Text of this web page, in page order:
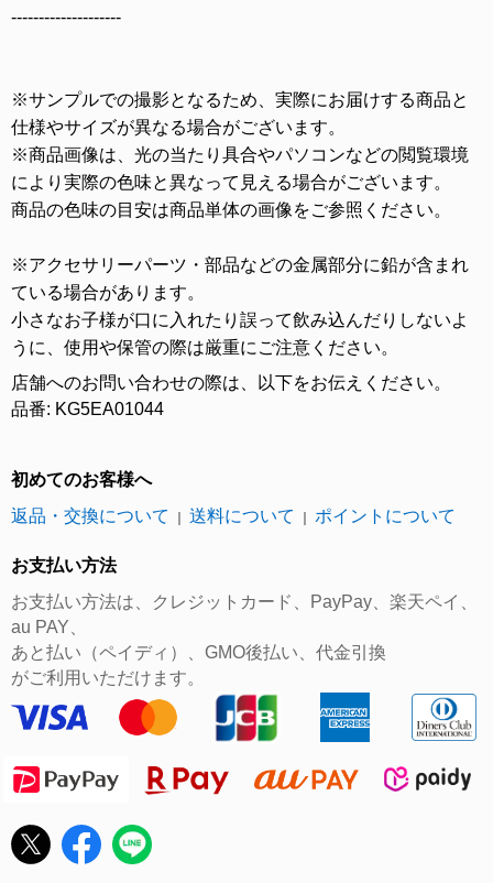
--------------------
※サンプルでの撮影となるため、実際にお届けする商品と
仕様やサイズが異なる場合がございます。
※商品画像は、光の当たり具合やパソコンなどの閲覧環境
により実際の色味と異なって見える場合がございます。
商品の色味の目安は商品単体の画像をご参照ください。
※アクセサリーパーツ・部品などの金属部分に鉛が含まれ
ている場合があります。
小さなお子様が口に入れたり誤って飲み込んだりしないよ
うに、使用や保管の際は厳重にご注意ください。
店舗へのお問い合わせの際は、以下をお伝えください。
品番: KG5EA01044
初めてのお客様へ
返品・交換について
送料について ポイントについて
お支払い方法
お支払い方法は、クレジットカード、PayPay、楽天ペイ、
au PAY、
あと払い（ペイディ）、GMO後払い、代金引換
がご利用いただけます。